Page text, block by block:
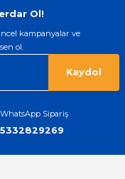
Ol!
kampanyalar ve
ol.
Kaydol
WhatsApp Sipariş
5332829269